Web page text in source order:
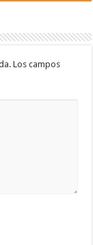
Los campos